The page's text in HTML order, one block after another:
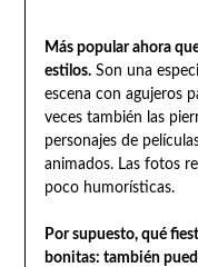
Más popular ahora
estilos.Son una
escena con agujeros
veces también las
personajes de
animados. Las fotos
poco humorísticas.
Por supuesto, qué
bonitas: también